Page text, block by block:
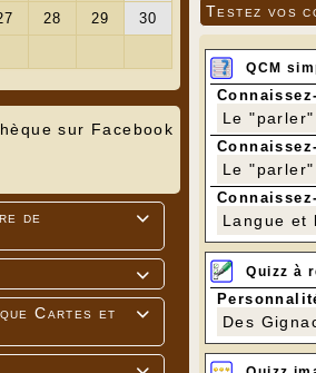
sur Facebook

de


Cartes et
Testez vos
QCM
Le
Le
Langue et
Quizz à
Des